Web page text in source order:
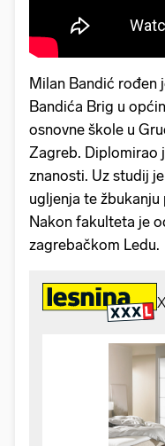
Milan Bandić rođen
Bandića Brig u
osnovne škole u
Zagreb. Diplomirao
znanosti. Uz studij
ugljenja te
Nakon fakulteta je
zagrebačkom Ledu.